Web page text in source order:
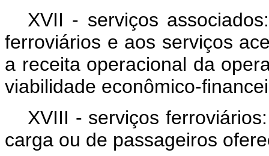
XVII - serviços
ferroviários e aos serviços
a receita operacional da
viabilidade econômico-
XVIII - serviços
carga ou de passageiros